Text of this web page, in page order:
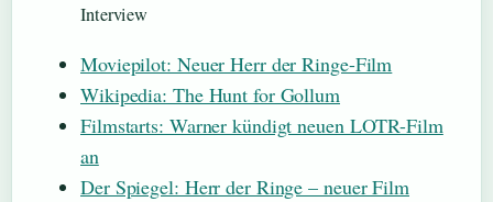
Interview
Moviepilot: Neuer Herr der Ringe-Film
Wikipedia: The Hunt for Gollum
Filmstarts: Warner kündigt neuen LOTR-Film
an
Der Spiegel: Herr der Ringe – neuer Film